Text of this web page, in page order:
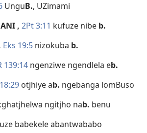
UnguB., UZimami
, 2Pt 3:11 kufuze nibe b.
Eks 19:5 nizokuba b.
139:14 ngenziwe ngendlela eb.
otjhiye ab. ngebanga lomBuso
ngitjho nab. benu
babekele abantwababo